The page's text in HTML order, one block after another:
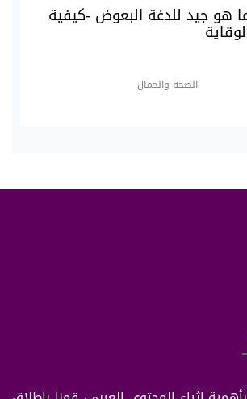
هو جيد للدغة البعوض -كيفية
الصحة والجمال